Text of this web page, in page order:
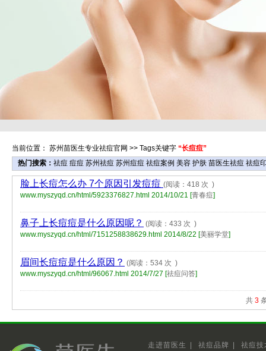
当前位置： 苏州苗医生专业祛痘官网 >> Tags关键字 “长痘痘”
热门搜索： 祛痘 痘痘 苏州祛痘 苏州痘痘 祛痘案例 美容 护肤 苗医生祛痘 祛痘
脸上长痘怎么办 7个原因引发痘痘 (阅读：418 次 )
www.myszyqd.cn/html/5923376827.html 2014/10/21 [青春痘]
鼻子上长痘痘是什么原因呢？ (阅读：433 次 )
www.myszyqd.cn/html/7151258838629.html 2014/8/22 [美丽学堂]
眉间长痘痘是什么原因？ (阅读：534 次 )
www.myszyqd.cn/html/96067.html 2014/7/27 [祛痘问答]
共 3
走进苗医生 祛痘品牌
祛痘技